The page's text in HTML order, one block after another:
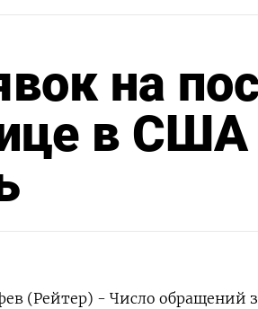
на
в
(Рейтер) - Число обращений